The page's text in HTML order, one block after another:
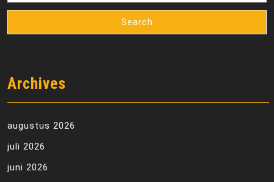
Archives
augustus 2026
juli 2026
juni 2026